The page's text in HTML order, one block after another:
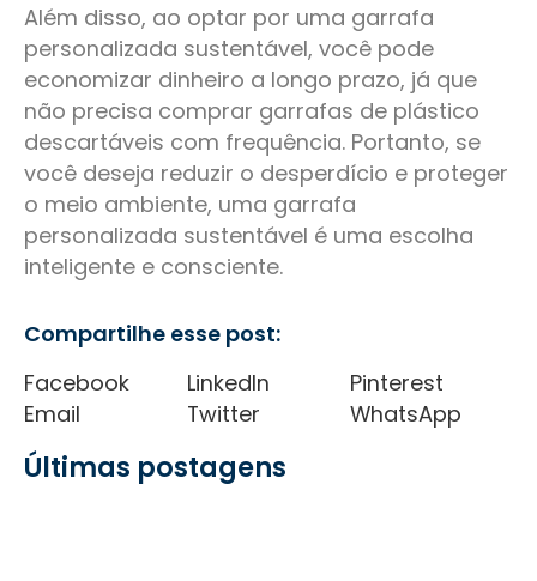
Além disso, ao optar por uma garrafa
personalizada sustentável, você pode
economizar dinheiro a longo prazo, já que
não precisa comprar garrafas de plástico
descartáveis ​​com frequência. Portanto, se
você deseja reduzir o desperdício e proteger
o meio ambiente, uma garrafa
personalizada sustentável é uma escolha
inteligente e consciente.
Compartilhe esse post:
Facebook
LinkedIn
Pinterest
Email
Twitter WhatsApp
Últimas postagens